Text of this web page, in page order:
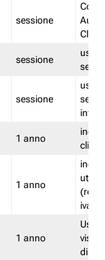
sessione
sessione
sessione
1 anno
1 anno
iva/
1 anno